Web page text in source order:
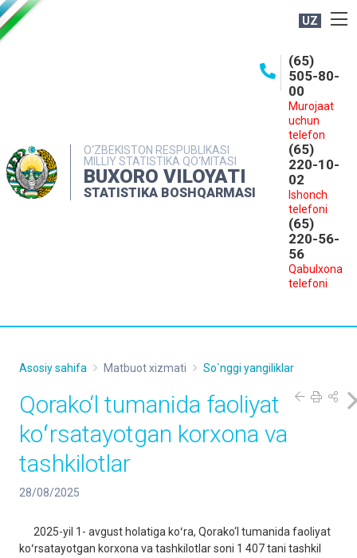
UZ
O‘ZBEKISTON RESPUBLIKASI
MILLIY STATISTIKA QO‘MITASI
BUXORO VILOYATI
STATISTIKA BOSHQARMASI
(65)
505-80-
00
Murojaat
uchun
telefon
(65)
220-10-
02
Ishonch
telefoni
(65)
220-56-
56
Qabulxona
telefoni
MATBUOT XIZMATI
MUROJAATLAR
Asosiy sahifa Matbuot xizmati So`nggi yangiliklar
Qorako‘l tumanida faoliyat
koʻrsatayotgan korxona va
tashkilotlar
28/08/2025
2025-yil 1- avgust holatiga koʻra, Qorako‘l tumanida faoliyat
koʻrsatayotgan korxona va tashkilotlar soni 1 407 tani tashkil